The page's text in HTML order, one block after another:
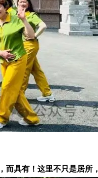
具有！这里不只是居所，